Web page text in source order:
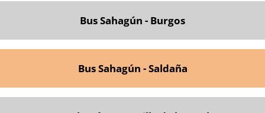
Bus Sahagún - Burgos
Bus Sahagún - Saldaña